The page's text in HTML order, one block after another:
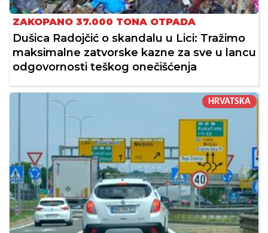
ZAKOPANO 37.000 TONA OTPADA
Dušica Radojčić o skandalu u Lici: Tražimo
maksimalne zatvorske kazne za sve u lancu
odgovornosti teškog onečišćenja
HRVATSKA